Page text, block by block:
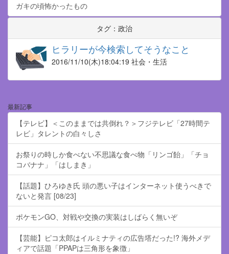
ガキの頃怖かったもの
タグ：政治
ヒラリーが今検索してそうなこと
2016/11/10(木)18:04:19 社会・生活
最新記事
【テレビ】＜このままでは共倒れ？＞フジテレビ「27時間テ
レビ」タレントの白々しさ
お祭りの時しか食べない不思議な食べ物「リンゴ飴」「チョ
コバナナ」「はしまき」
【話題】ひろゆき氏 頭の悪い子はインターネット使うべきで
ないと発言 [08/23]
ポケモンGO、対戦や交換の実装はしばらく無いぞ
【芸能】ピコ太郎はイルミナティの広告塔だった!? 海外メデ
ィアで話題「PPAPは三角形を象徴」